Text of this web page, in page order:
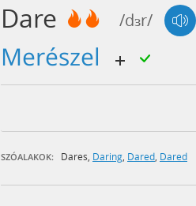
Dare /dɜr/
merészel
SZÓALAKOK: Dares Daring Dared Dared